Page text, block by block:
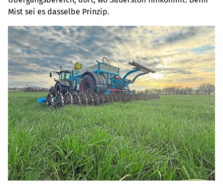
Mist sei es dasselbe Prinzip.